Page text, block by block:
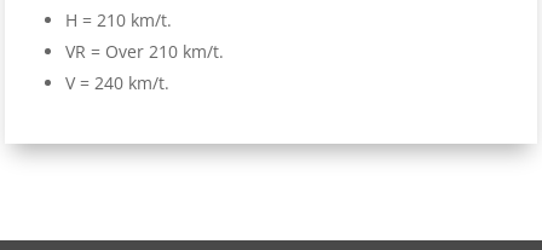
H = 210 km/t.
VR = Over 210 km/t.
V = 240 km/t.